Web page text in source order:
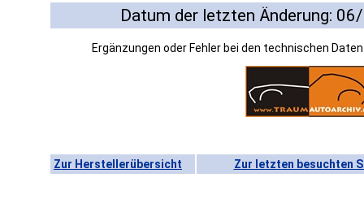
Datum der letzten Änderung:
Ergänzungen oder Fehler bei den technischen
Zur Herstellerübersicht Zur letzten besuchten